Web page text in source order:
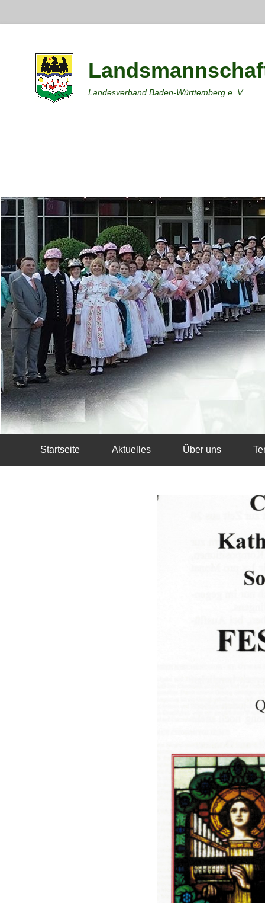
Landesverband Baden-Württemberg e. V.
Startseite Aktuelles Über uns